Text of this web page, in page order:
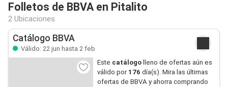
Folletos de BBVA en Pitalito
2 Ubicaciones
Catálogo BBVA
Válido: 22 jun hasta 2 feb
Este catálogolleno de ofertas aún es
válido por 176 día(s). Mira las últimas
ofertas de BBVA y ahorra comprando